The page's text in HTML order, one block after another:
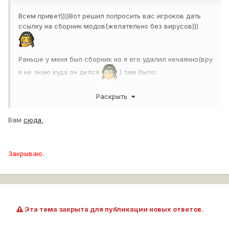
Всем привет))))Вот решил попросить вас игроков дать
ссылку на сборник модов(желательно без вирусов)))
Раньше у меня был сборник но я его удалил нечаянно(вру
я не знаю куда он делся
) там было:
Разговаривал экипаж говорил готово после
перезарядки(очень удобно) и похожие разговоры, мат
арты скорость полёта снаряда.
Раскрыть
Вам сюда.
Закрываю.
Эта тема закрыта для публикации новых ответов.